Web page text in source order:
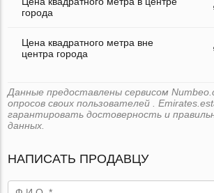
города
Цена квадратного метра вне
центра города
Данные предоставлены сервисом
опросов своих пользователей .
гарантировать достоверность и
данных.
НАПИСАТЬ ПРОДАВЦУ